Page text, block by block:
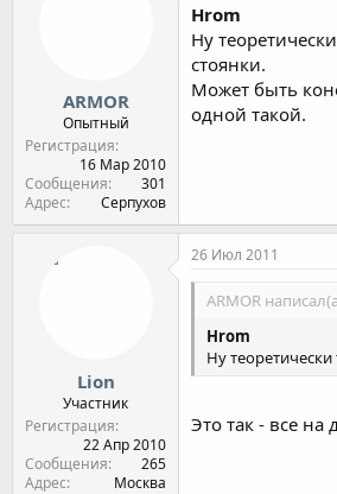
ARMOR
Опытный
Регистрация
16 Мар 2010
Сообщения
301
Адрес
Серпухов
Hrom
Ну
стоянки.
Может быть
одной такой.
Lion
Участник
Регистрация
22 Апр 2010
Сообщения
265
Адрес
Москва
26 Июл 2011
ARMOR
Hrom
Ну
Это так - все на